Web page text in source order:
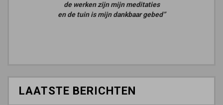
de werken zijn mijn meditaties
en de tuin is mijn dankbaar gebed”
LAATSTE BERICHTEN